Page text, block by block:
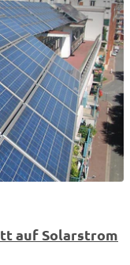
auf Solarstrom